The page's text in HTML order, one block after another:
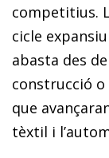
competitius.
cicle
abasta des
construcció
que
tèxtil i